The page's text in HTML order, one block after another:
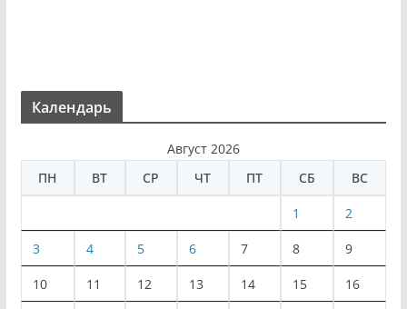
Календарь
Август 2026
ПН
ВТ СР ЧТ ПТ СБ ВС
1 2
3 4 5 6 7 8 9
10 11 12 13 14 15 16